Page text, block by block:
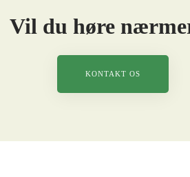
Vil du høre
KONTAKT OS